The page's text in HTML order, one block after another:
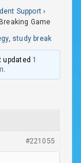
Support ›
Game
, study break
updated 1
.
#221055